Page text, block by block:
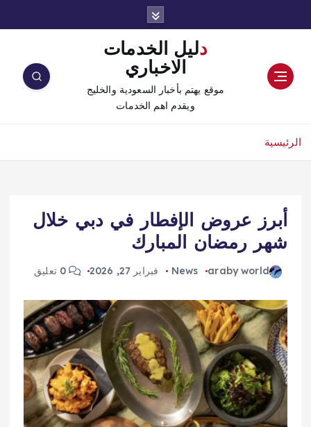
دليل الخدمات
الاخباري
موقع يهتم بأخبار السعودية والخليج
ويقدم اهم الخدمات
الرئيسية
أبرز عروض الإفطار في دبي خلال
شهر رمضان المبارك
araby world
News فبراير 27, 2026 0 تعليق